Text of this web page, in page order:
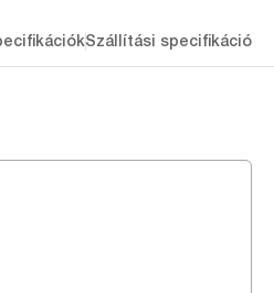
Szállítási specifikációk